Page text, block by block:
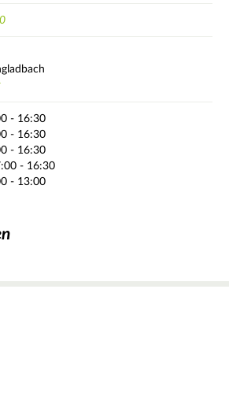
- 16:30
- 16:30
- 16:30
- 16:30
- 13:00